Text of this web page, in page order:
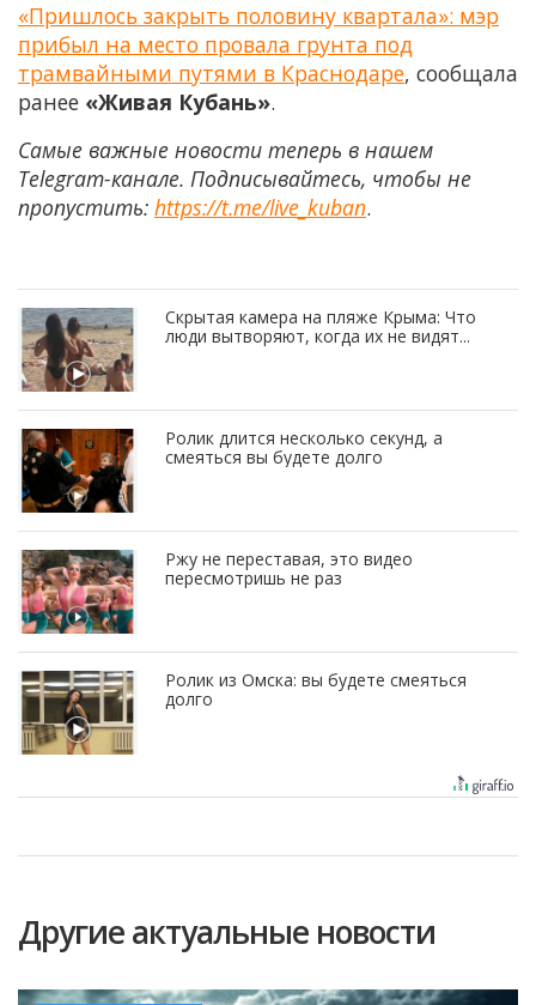
«Пришлось закрыть половину квартала»: мэр
прибыл на место провала грунта под
трамвайными путями в Краснодаре, сообщала
ранее «Живая Кубань».
Самые важные новости теперь в нашем
Telegram-канале. Подписывайтесь, чтобы не
пропустить: https://t.me/live_kuban.
Скрытая камера на пляже Крыма: Что
люди вытворяют, когда их не видят...
Ролик длится несколько секунд, а
смеяться вы будете долго
Ржу не переставая, это видео
пересмотришь не раз
Ролик из Омска: вы будете смеяться
долго
Другие актуальные новости